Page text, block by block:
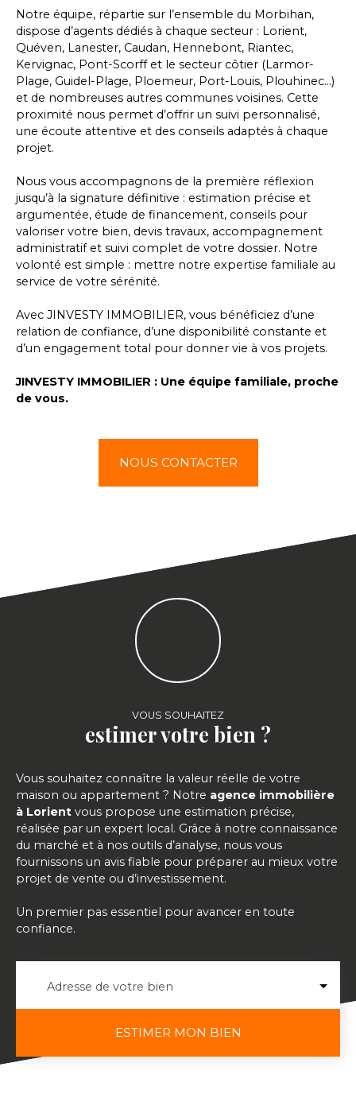
Notre équipe, répartie sur l’ensemble du Morbihan,
dispose d’agents dédiés à chaque secteur : Lorient,
Quéven, Lanester, Caudan, Hennebont, Riantec,
Kervignac, Pont-Scorff et le secteur côtier (Larmor-
Plage, Guidel-Plage, Ploemeur, Port-Louis, Plouhinec...)
et de nombreuses autres communes voisines. Cette
proximité nous permet d’offrir un suivi personnalisé,
une écoute attentive et des conseils adaptés à chaque
projet.
Nous vous accompagnons de la première réflexion
jusqu’à la signature définitive : estimation précise et
argumentée, étude de financement, conseils pour
valoriser votre bien, devis travaux, accompagnement
administratif et suivi complet de votre dossier. Notre
volonté est simple : mettre notre expertise familiale au
service de votre sérénité.
Avec JINVESTY IMMOBILIER, vous bénéficiez d’une
relation de confiance, d’une disponibilité constante et
d’un engagement total pour donner vie à vos projets.
JINVESTY IMMOBILIER : Une équipe familiale, proche
de vous.
NOUS CONTACTER
VOUS SOUHAITEZ
estimer votre bien ?
Vous souhaitez connaître la valeur réelle de votre
maison ou appartement ? Notre agence immobilière
à Lorient vous propose une estimation précise,
réalisée par un expert local. Grâce à notre connaissance
du marché et à nos outils d’analyse, nous vous
fournissons un avis fiable pour préparer au mieux votre
projet de vente ou d’investissement.
Un premier pas essentiel pour avancer en toute
confiance.
Adresse de votre bien
ESTIMER MON BIEN